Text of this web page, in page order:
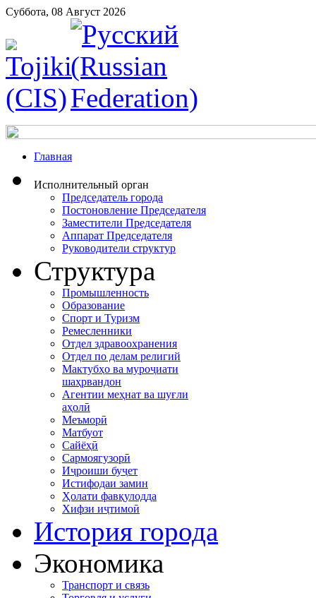
Суббота, 08 Август 2026
Главная
Исполнительный орган
Председатель города
Постоновление Председателя
Заместители Председателя
Аппарат Председателя
Руководители структур
Структура
Промышленность
Образование
Спорт и Туризм
Ремесленники
Отдел здравоохранения
Отдел по делам религий
Мактубҳо ва муроҷиати
шаҳрвандон
Агентии меҳнат ва шуғли
аҳолӣ
Меъморӣ
Матбуот
Сайёҳӣ
Сармоягузорӣ
Иҷроиши буҷет
Истифодаи замин
Ҳолати фавқулодда
Хифзи иҷтимоӣ
История города
Экономика
Транспорт и связь